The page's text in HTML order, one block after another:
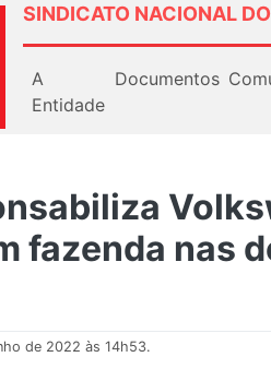
SINDICATO NACIONAL
A
Entidade
Documentos
fazenda nas
de 2022 às 14h53.